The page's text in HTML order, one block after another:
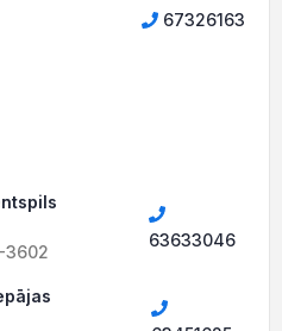
67326163
3602
63633046